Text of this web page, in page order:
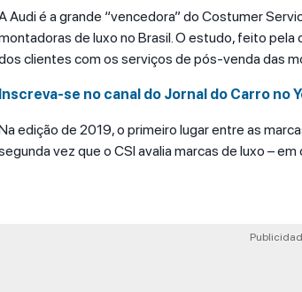
Audi é a grande “vencedora” do Costumer
de luxo no Brasil. O estudo, feito pela
clientes com os serviços de pós-venda das
Inscreva-se no canal do Jornal do Carro no
edição de 2019, o primeiro lugar entre as
vez que o CSI avalia marcas de luxo –